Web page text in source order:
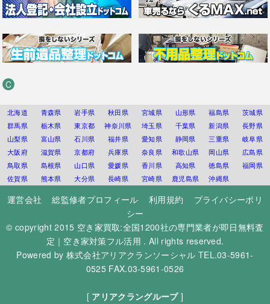
C
北海道 青森県 岩手県 秋田県 宮城県 山形県 福島県
茨城県
群馬県
栃木県 東京都 神奈川県 埼玉県 千葉県 新潟県
長野県
山梨県
富山県 石川県 福井県 愛知県 静岡県 三重県
岐阜県
大阪府
滋賀県 京都府 兵庫県 奈良県 和歌山県 岡山県
広島県
鳥取県
島根県 山口県 愛媛県 香川県 高知県 徳島県
福岡県
佐賀県
熊本県 大分県 長崎県 宮崎県 鹿児島県 沖縄県
運営会社 総監修者プロフィール 利用規約
プライバシーポリ
シー
© copyright 2015 空き家買取:全国1200社の専門業者が即日無料査
定｜空き家対策フル活用 . All rights reserved.
Powered by 株式会社アリアクランソーシャル TEL.03-5961-
0525 FAX.03-5961-0526
[ アリアクラングループ]